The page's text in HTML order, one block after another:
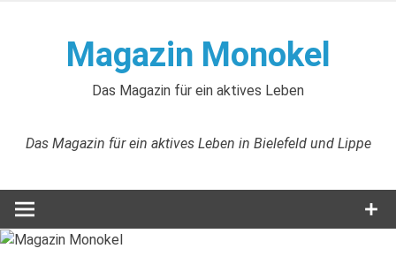
Magazin Monokel
Das Magazin für ein aktives Leben
Das Magazin für ein aktives Leben in Bielefeld und Lippe